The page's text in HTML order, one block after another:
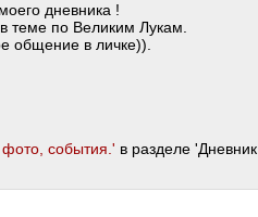
дневника !
теме по Великим Лукам.
общение в личке)).
фото, события.' в разделе 'Дневник